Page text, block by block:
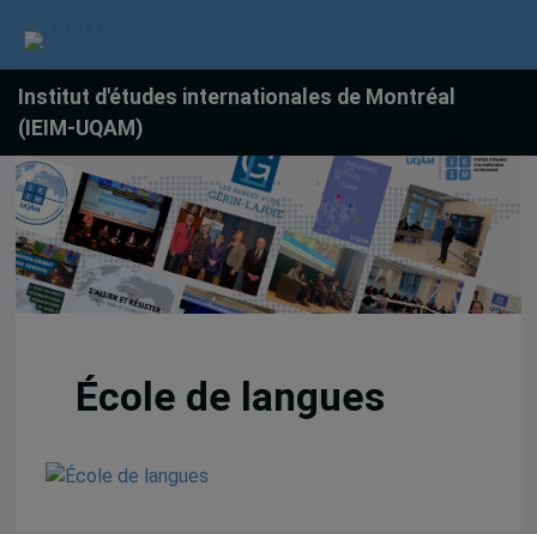
Institut d'études internationales de Montréal
(IEIM-UQAM)
École de langues